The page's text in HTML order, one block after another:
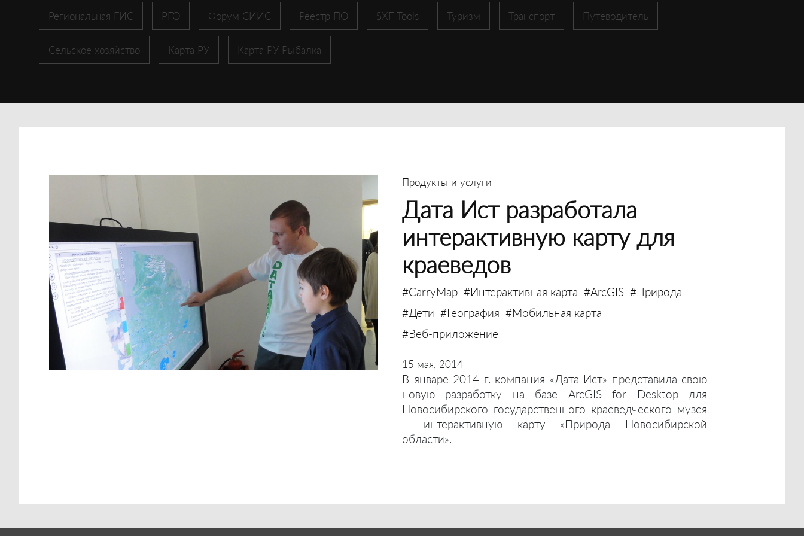
Региональная ГИС РГО Форум СИИС Реестр ПО SXF Tools Туризм Транспорт Путеводитель
Сельское хозяйство Карта РУ Карта РУ Рыбалка
Продукты и услуги
Дата Ист разработала
интерактивную карту для
краеведов
#CarryMap #Интерактивная карта #ArcGIS #Природа
#Дети #География #Мобильная карта
#Веб-приложение
15 мая, 2014
В январе 2014 г. компания «Дата Ист» представила свою
новую разработку на базе ArcGIS for Desktop для
Новосибирского государственного краеведческого музея
– интерактивную карту «Природа Новосибирской
области».